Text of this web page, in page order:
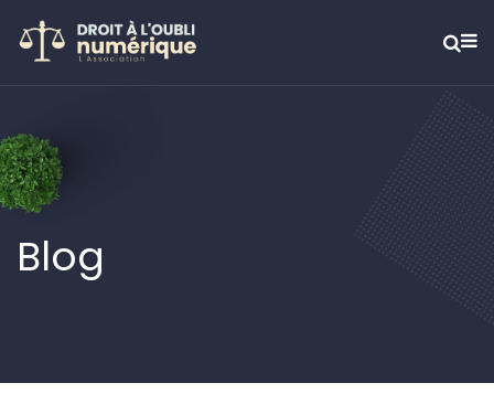
Blog